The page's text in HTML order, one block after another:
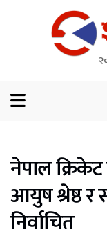
नेपाल
आयुष श्रेष्ठ